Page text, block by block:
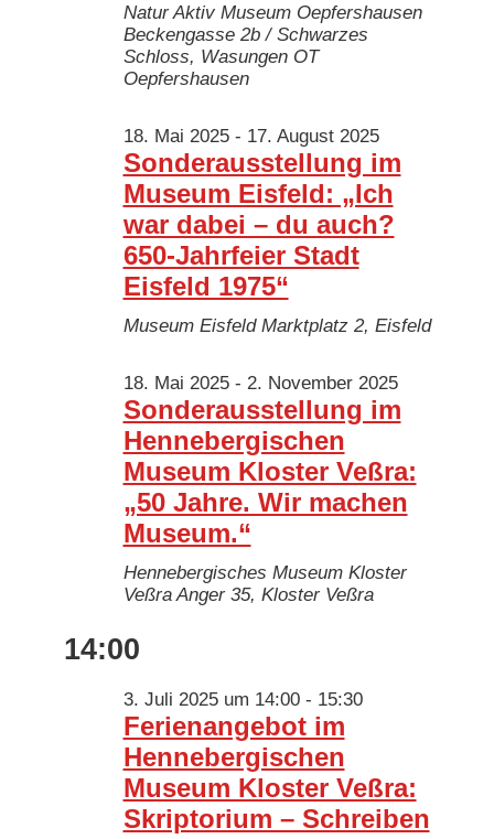
Natur Aktiv Museum Oepfershausen
Beckengasse 2b / Schwarzes
Schloss, Wasungen OT
Oepfershausen
Sonderausstellung im
Museum Eisfeld: „Ich
war dabei – du auch?
650-Jahrfeier Stadt
Eisfeld 1975“
18. Mai 2025- 17. August 2025
Museum Eisfeld Marktplatz 2, Eisfeld
Sonderausstellung im
Hennebergischen
Museum Kloster Veßra:
„50 Jahre. Wir machen
Museum.“
18. Mai 2025- 2. November 2025
Hennebergisches Museum Kloster
Veßra Anger 35, Kloster Veßra
14:00
Ferienangebot im
Hennebergischen
Museum Kloster Veßra:
Skriptorium – Schreiben
3. Juli 2025 um 14:00- 15:30